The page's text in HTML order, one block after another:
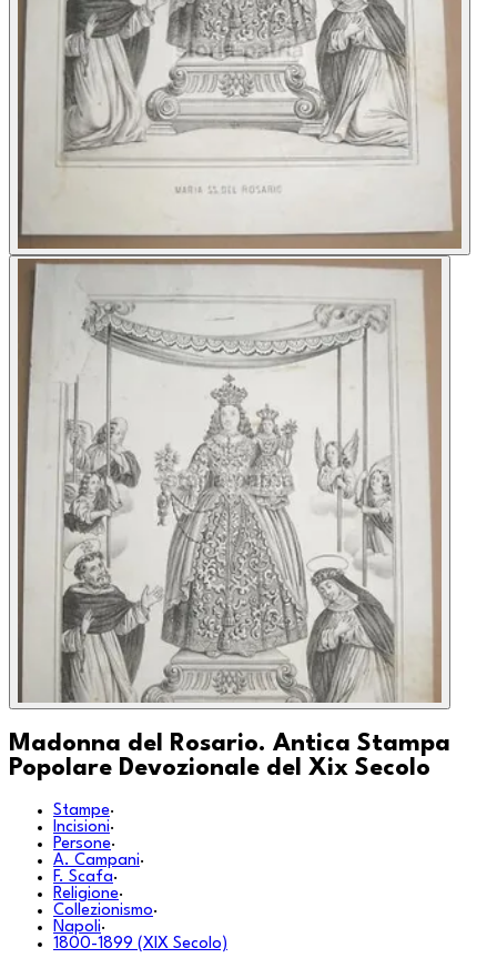
Madonna del Rosario. Antica Stampa
Popolare Devozionale del Xix Secolo
Stampe·
Incisioni·
Persone·
A. Campani·
F. Scafa·
Religione·
Collezionismo·
Napoli·
1800-1899 (XIX Secolo)